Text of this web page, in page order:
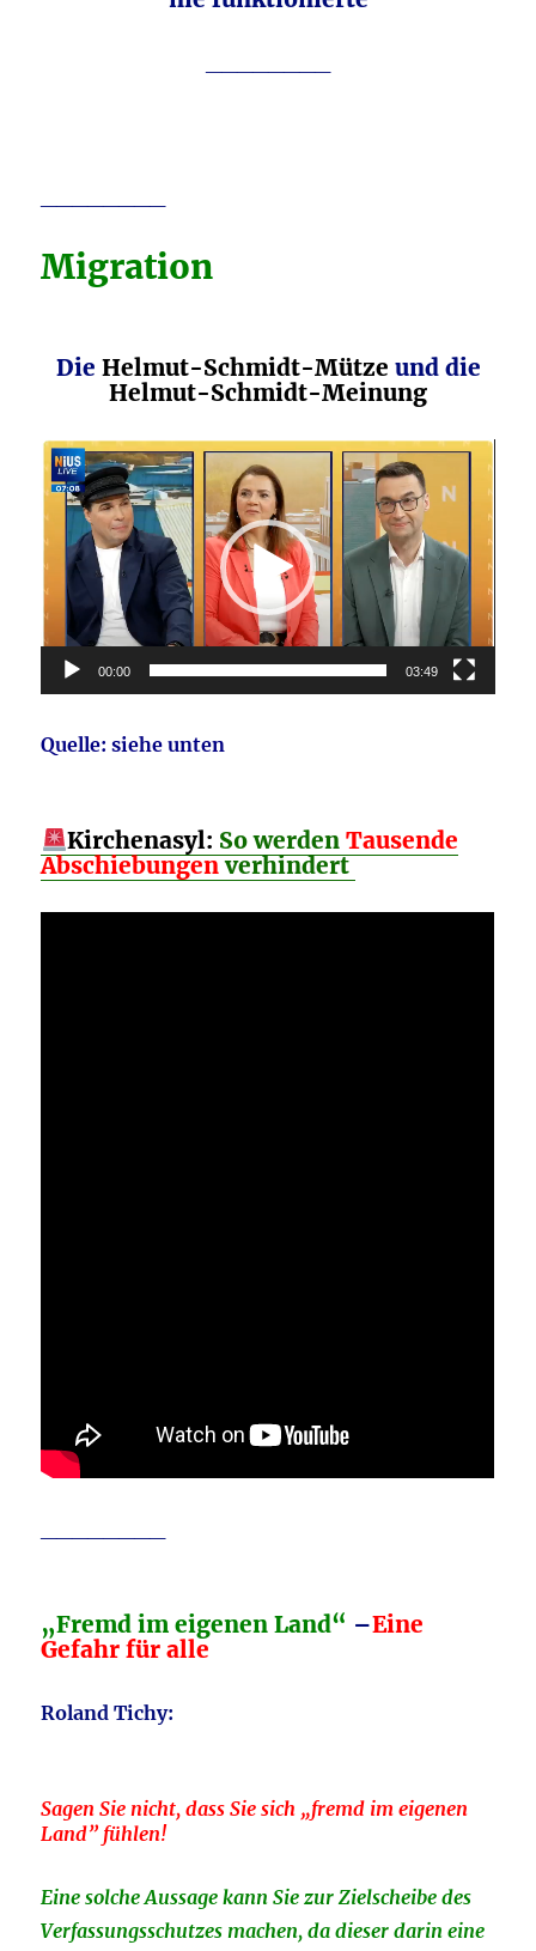
Migration
Die Helmut-Schmidt-Mütze und die
Helmut-Schmidt-Meinung
Video-
Player
00:00 03:49
Quelle: siehe unten
Kirchenasyl: So werdenTausende
Abschiebungenverhindert
„Fremd im eigenen Land“ –Eine
Gefahr für alle
Roland Tichy:
Sagen Sie nicht, dass Sie sich „fremd im eigenen
Land” fühlen!
Eine solche Aussage kann Sie zur Zielscheibe des
Verfassungsschutzes machen, da dieser darin eine